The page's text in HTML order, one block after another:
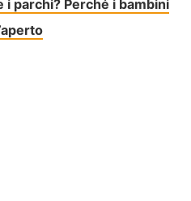
i parchi? Perché i bambini